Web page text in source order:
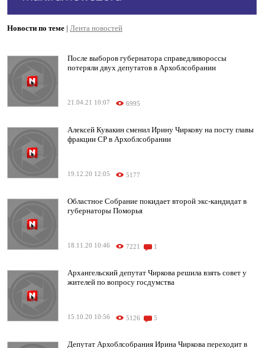
Новости по теме | Лента новостей
После выборов губернатора справедливороссы
потеряли двух депутатов в Архоблсобрании
21.04.21 10:07 6995
Алексей Кувакин сменил Ирину Чиркову на посту главы
фракции СР в Архоблсобрании
19.12.20 12:05 5177
Областное Собрание покидает второй экс-кандидат в
губернаторы Поморья
18.11.20 10:46 7221 1
Архангельский депутат Чиркова решила взять совет у
жителей по вопросу госдумства
15.10.20 10:56 5126 5
Депутат Архоблсобрания Ирина Чиркова переходит в